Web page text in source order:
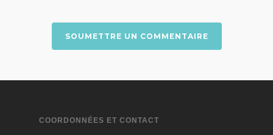
COORDONNÉES ET CONTACT